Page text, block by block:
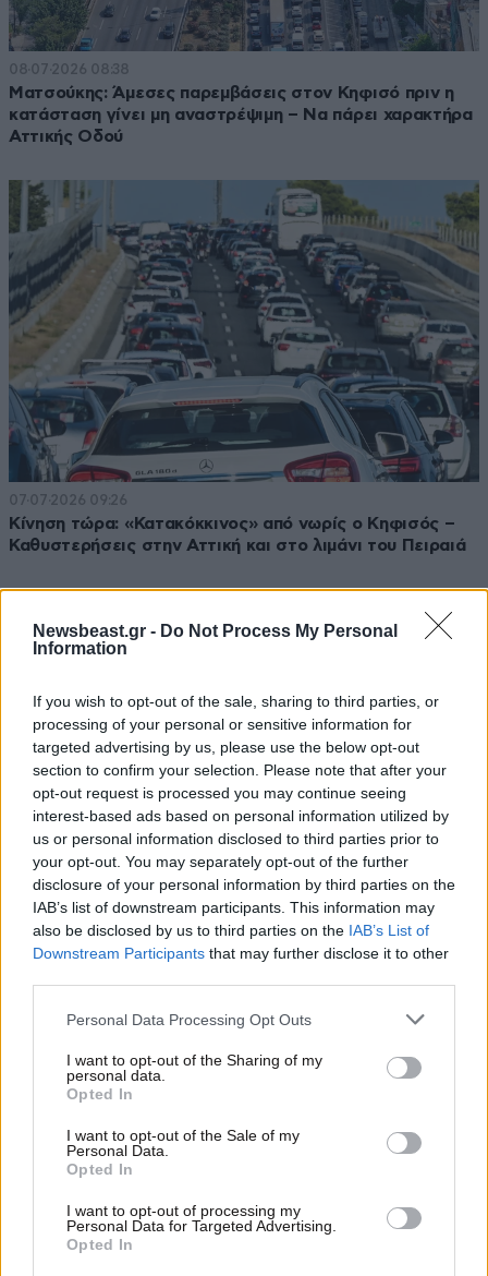
Newsbeast.gr - Do Not Process My Personal
Information
If you wish to opt-out of the sale, sharing to third parties, or
processing of your personal or sensitive information for
targeted advertising by us, please use the below opt-out
section to confirm your selection. Please note that after your
opt-out request is processed you may continue seeing
interest-based ads based on personal information utilized by
us or personal information disclosed to third parties prior to
your opt-out. You may separately opt-out of the further
disclosure of your personal information by third parties on the
IAB’s list of downstream participants. This information may
also be disclosed by us to third parties on the IAB’s List of
Downstream Participants that may further disclose it to other
Please note that this website/app uses one or more Google
not limited to your visit or usage behaviour. You may click to
grant or deny consent to Google and its third-party tags to
use your data for below specified purposes in below Google
consent section.
Personal Data Processing Opt Outs
I want to opt-out of the Sharing of my
personal data.
Opted In
I want to opt-out of the Sale of my
Personal Data.
Opted In
I want to opt-out of processing my
Personal Data for Targeted Advertising.
Opted In
08·07·2026 08:38
Ματσούκης: Άμεσες παρεμβάσεις στον Κηφισό πριν η
κατάσταση γίνει μη αναστρέψιμη – Να πάρει χαρακτήρα
Αττικής Οδού
07·07·2026 09:26
Κίνηση τώρα: «Κατακόκκινος» από νωρίς ο Κηφισός –
Καθυστερήσεις στην Αττική και στο λιμάνι του Πειραιά
04·07·2026 23:18
Οδηγός με πατίνι «εγκλωβίστηκε» στην αριστερή
λώρίδα του Κηφισού – Βίντεο με την επιχείρηση…